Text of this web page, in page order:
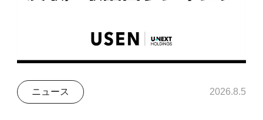
ニュース 2026.8.5